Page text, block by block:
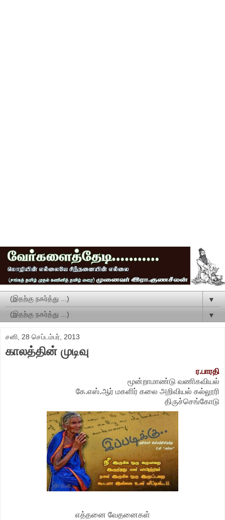
▼
▼
சனி, 28 செப்டம்பர், 2013
காலத்தின் முடிவு
ர.பாரதி
மூன்றாமாண்டு வணிகவியல்
கே.எஸ்.ஆர் மகளிர் கலை அறிவியல் கல்லூரி
திருச்செங்கோடு
எத்தனை வேதனைகள்